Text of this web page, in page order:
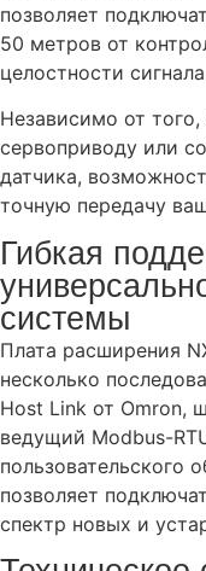
позволяет
50 метров от
целостности
Независимо от
сервоприводу или
датчика,
точную передачу
Гибкая
системы
Плата расширения
несколько
Host Link от Omron,
ведущий Modbus-
пользовательского
позволяет
спектр новых и